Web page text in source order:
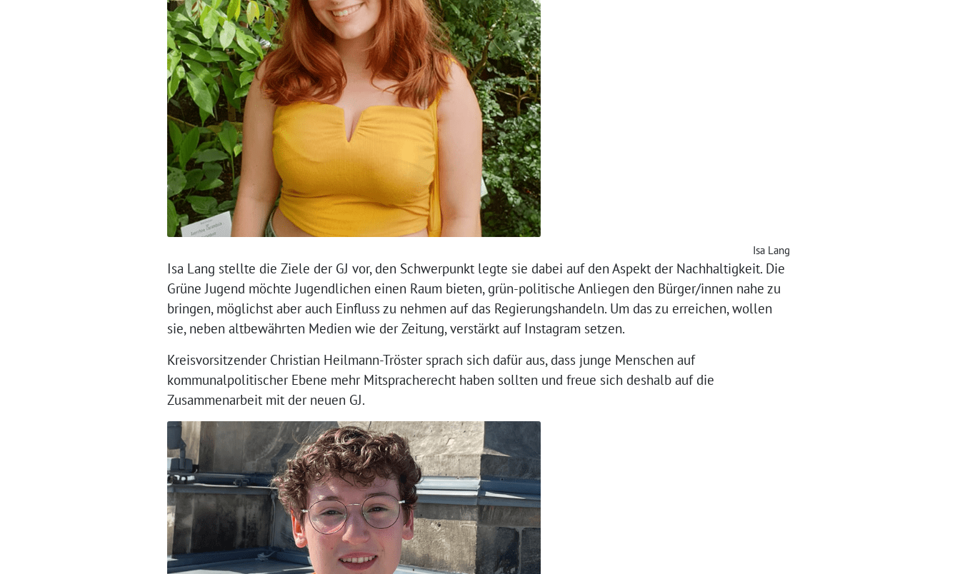
Isa Lang
Isa Lang stellte die Ziele der GJ vor, den Schwerpunkt legte sie dabei auf den Aspekt der Nachhaltigkeit. Die
Grüne Jugend möchte Jugendlichen einen Raum bieten, grün-politische Anliegen den Bürger/innen nahe zu
bringen, möglichst aber auch Einfluss zu nehmen auf das Regierungshandeln. Um das zu erreichen, wollen
sie, neben altbewährten Medien wie der Zeitung, verstärkt auf Instagram setzen.
Kreisvorsitzender Christian Heilmann-Tröster sprach sich dafür aus, dass junge Menschen auf
kommunalpolitischer Ebene mehr Mitspracherecht haben sollten und freue sich deshalb auf die
Zusammenarbeit mit der neuen GJ.